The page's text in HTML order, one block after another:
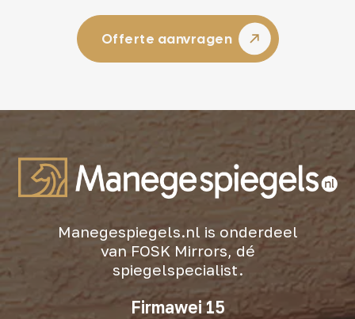
Offerte aanvragen
Manegespiegels.nl is onderdeel
van FOSK Mirrors, dé
spiegelspecialist.
Firmawei 15